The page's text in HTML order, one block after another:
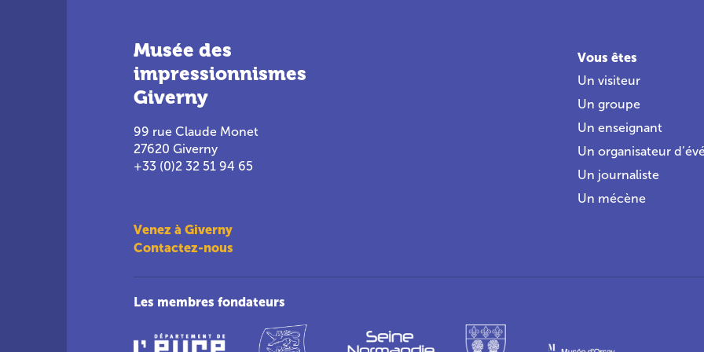
Musée des
impressionnismes
Giverny
99 rue Claude Monet
27620 Giverny
+33 (0)2 32 51 94 65
Venez à Giverny
Contactez-nous
Vous êtes
Un visiteur
Un groupe
Un enseignant
Un organisateur
Un journaliste
Un mécène
Les membres fondateurs